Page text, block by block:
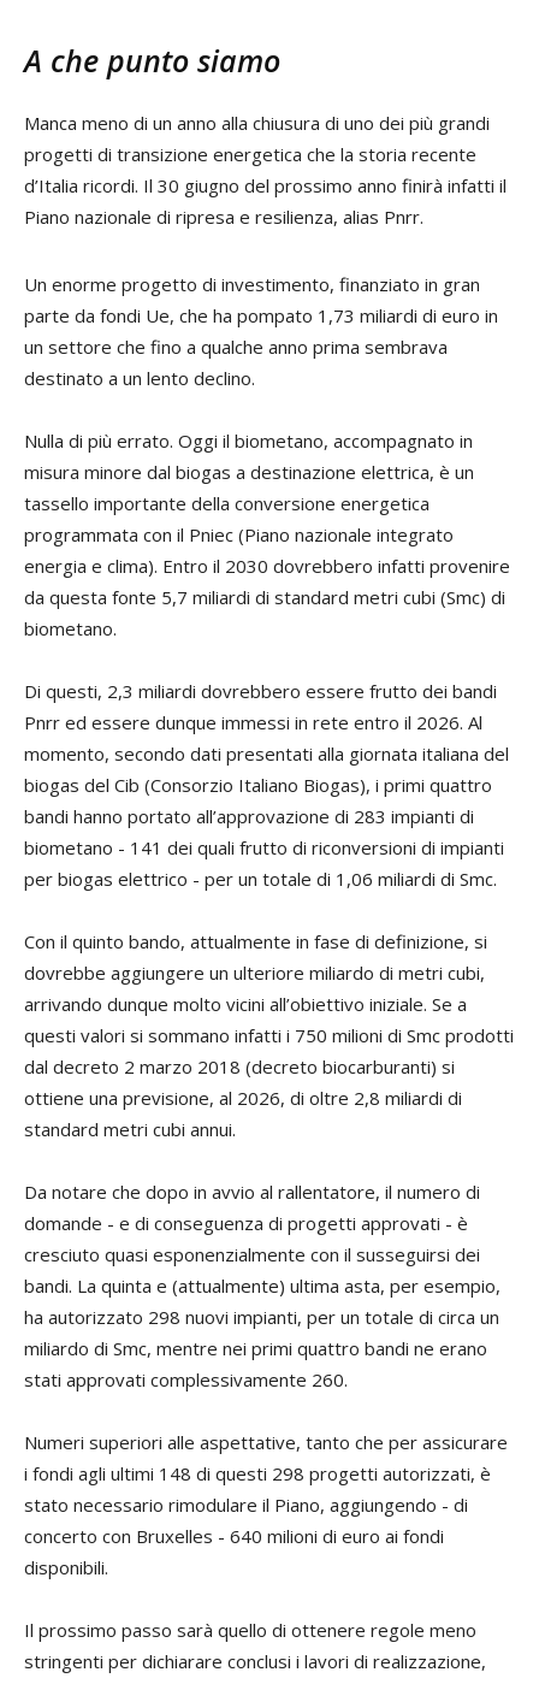
A che punto siamo
Manca meno di un anno alla chiusura di uno dei più grandi
progetti di transizione energetica che la storia recente
d’Italia ricordi. Il 30 giugno del prossimo anno finirà infatti il
Piano nazionale di ripresa e resilienza, alias Pnrr.
Un enorme progetto di investimento, finanziato in gran
parte da fondi Ue, che ha pompato 1,73 miliardi di euro in
un settore che fino a qualche anno prima sembrava
destinato a un lento declino.
Nulla di più errato. Oggi il biometano, accompagnato in
misura minore dal biogas a destinazione elettrica, è un
tassello importante della conversione energetica
programmata con il Pniec (Piano nazionale integrato
energia e clima). Entro il 2030 dovrebbero infatti provenire
da questa fonte 5,7 miliardi di standard metri cubi (Smc) di
biometano.
Di questi, 2,3 miliardi dovrebbero essere frutto dei bandi
Pnrr ed essere dunque immessi in rete entro il 2026. Al
momento, secondo dati presentati alla giornata italiana del
biogas del Cib (Consorzio Italiano Biogas), i primi quattro
bandi hanno portato all’approvazione di 283 impianti di
biometano - 141 dei quali frutto di riconversioni di impianti
per biogas elettrico - per un totale di 1,06 miliardi di Smc.
Con il quinto bando, attualmente in fase di definizione, si
dovrebbe aggiungere un ulteriore miliardo di metri cubi,
arrivando dunque molto vicini all’obiettivo iniziale. Se a
questi valori si sommano infatti i 750 milioni di Smc prodotti
dal decreto 2 marzo 2018 (decreto biocarburanti) si
ottiene una previsione, al 2026, di oltre 2,8 miliardi di
standard metri cubi annui.
Da notare che dopo in avvio al rallentatore, il numero di
domande - e di conseguenza di progetti approvati - è
cresciuto quasi esponenzialmente con il susseguirsi dei
bandi. La quinta e (attualmente) ultima asta, per esempio,
ha autorizzato 298 nuovi impianti, per un totale di circa un
miliardo di Smc, mentre nei primi quattro bandi ne erano
stati approvati complessivamente 260.
Numeri superiori alle aspettative, tanto che per assicurare
i fondi agli ultimi 148 di questi 298 progetti autorizzati, è
stato necessario rimodulare il Piano, aggiungendo - di
concerto con Bruxelles - 640 milioni di euro ai fondi
disponibili.
Il prossimo passo sarà quello di ottenere regole meno
stringenti per dichiarare conclusi i lavori di realizzazione,